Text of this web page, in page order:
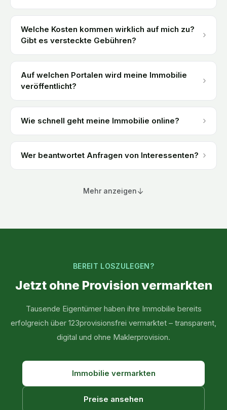
Welche Kosten kommen wirklich auf mich zu?
Gibt es versteckte Gebühren?
›
Auf welchen Portalen wird meine Immobilie
veröffentlicht?
›
Wie schnell geht meine Immobilie online? ›
Wer beantwortet Anfragen von Interessenten? ›
Mehr anzeigen
BEREIT LOSZULEGEN?
Jetzt ohne Provision vermarkten
Tausende Eigentümer haben ihre Immobilie bereits
erfolgreich über 123provisionsfrei vermarktet – transparent,
digital und ohne Maklerprovision.
Immobilie vermarkten
Preise ansehen